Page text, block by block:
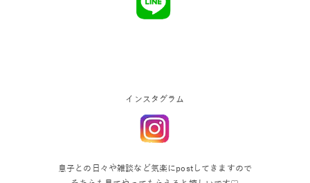
インスタグラム
息子との日々や雑談など気楽にpostしてきますので